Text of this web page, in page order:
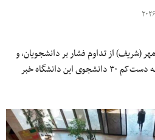
(شریف) از تداوم فشار بر دانشجویان، و
احضار و صدور احکام انضباطی علیه دست‌کم ۳۰ دانشجوی این دانشگاه خبر